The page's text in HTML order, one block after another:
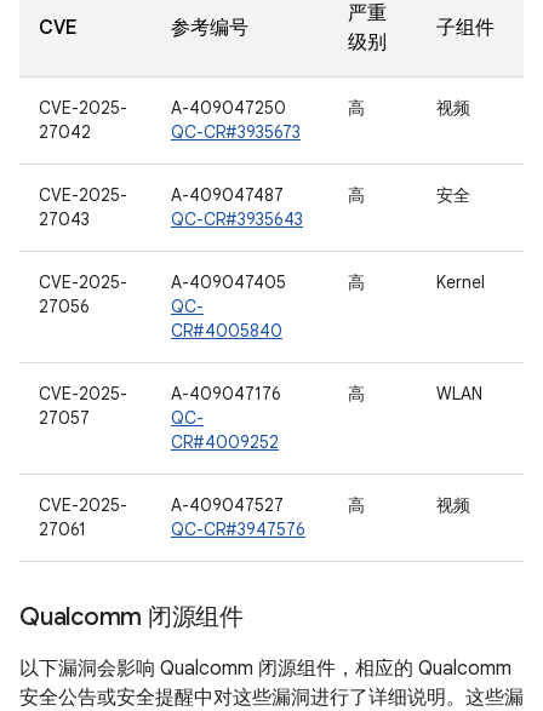
CVE 参考编号
严重
级别
子组件
CVE-2025-
27042
A-409047250
QC-CR#3935673
高 视频
CVE-2025-
27043
A-409047487
QC-CR#3935643
高 安全
CVE-2025-
27056
A-409047405
QC-
CR#4005840
高 Kernel
CVE-2025-
27057
A-409047176
QC-
CR#4009252
高 WLAN
CVE-2025-
27061
A-409047527
QC-CR#3947576
高 视频
Qualcomm 闭源组件
以下漏洞会影响 Qualcomm 闭源组件，相应的 Qualcomm
安全公告或安全提醒中对这些漏洞进行了详细说明。这些漏